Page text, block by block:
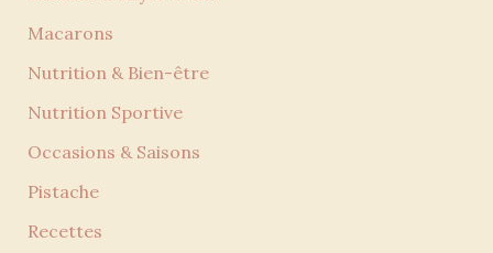
Macarons
Nutrition & Bien-être
Nutrition Sportive
Occasions & Saisons
Pistache
Recettes